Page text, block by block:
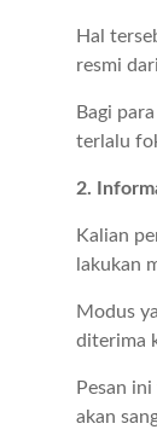
Hal
resmi
Bagi
terlalu
2.
Kalian
lakukan
Modus
diterima
Pesan
akan